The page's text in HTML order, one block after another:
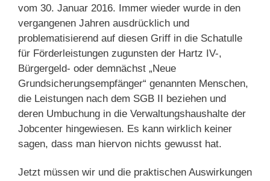
vom 30. Januar 2016. Immer wieder wurde in den
vergangenen Jahren ausdrücklich und
problematisierend auf diesen Griff in die Schatulle
für Förderleistungen zugunsten der Hartz IV-,
Bürgergeld- oder demnächst „Neue
Grundsicherungsempfänger“ genannten Menschen,
die Leistungen nach dem SGB II beziehen und
deren Umbuchung in die Verwaltungshaushalte der
Jobcenter hingewiesen. Es kann wirklich keiner
sagen, dass man hiervon nichts gewusst hat.
Jetzt müssen wir und die praktischen Auswirkungen